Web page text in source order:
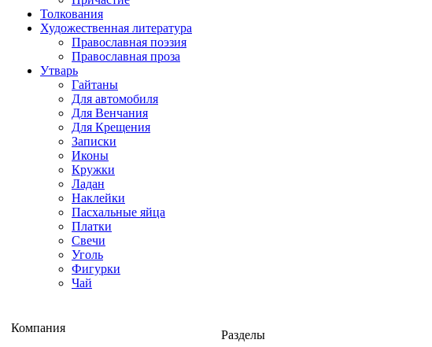
Толкования
Художественная литература
Православная поэзия
Православная проза
Утварь
Гайтаны
Для автомобиля
Для Венчания
Для Крещения
Записки
Иконы
Кружки
Ладан
Наклейки
Пасхальные яйца
Платки
Свечи
Уголь
Фигурки
Чай
Компания
Разделы